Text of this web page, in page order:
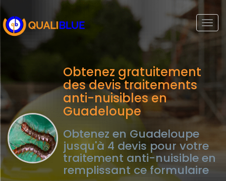
Obtenez gratuitement
des devis traitements
anti-nuisibles en
Guadeloupe
Obtenez en Guadeloupe
jusqu'à 4 devis pour votre
traitement anti-nuisible en
remplissant ce formulaire